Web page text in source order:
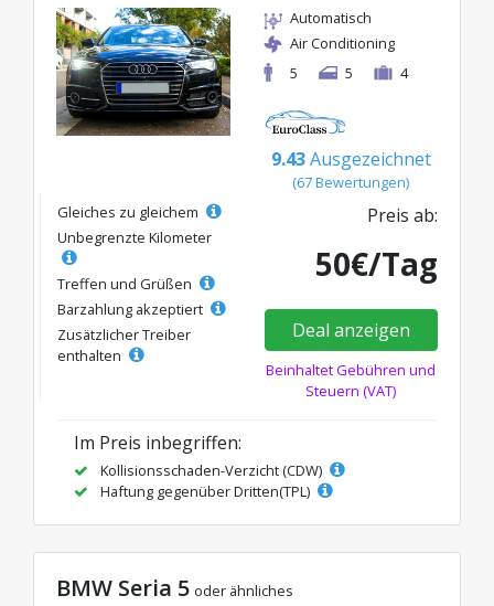
Automatisch
Air Conditioning
5
5 4
9.43 Ausgezeichnet
(67 Bewertungen)
Gleiches zu gleichem
Unbegrenzte Kilometer
Treffen und Grüßen
Barzahlung akzeptiert
Zusätzlicher Treiber
enthalten
Preis ab:
50€/Tag
Deal anzeigen
Beinhaltet Gebühren und
Steuern (VAT)
Im Preis inbegriffen:
Kollisionsschaden-Verzicht (CDW)
Haftung gegenüber Dritten(TPL)
BMW Seria 5 oder ähnliches